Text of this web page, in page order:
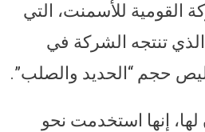
للأسمنت، التي
تنتجه الشركة في
حجم “الحديد والصلب”.
إنها استخدمت نحو